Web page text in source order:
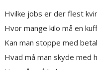
Hvilke jobs er der flest
Hvor mange kilo må en
Kan man stoppe med
Hvad må man skyde med